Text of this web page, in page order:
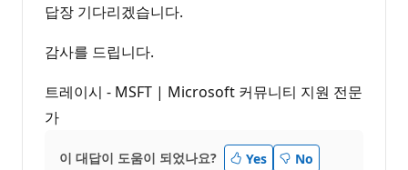
답장 기다리겠습니다.
감사를 드립니다.
트레이시 - MSFT | Microsoft 커뮤니티 지원 전문
가
이 대답이 도움이 되었나요? Yes No